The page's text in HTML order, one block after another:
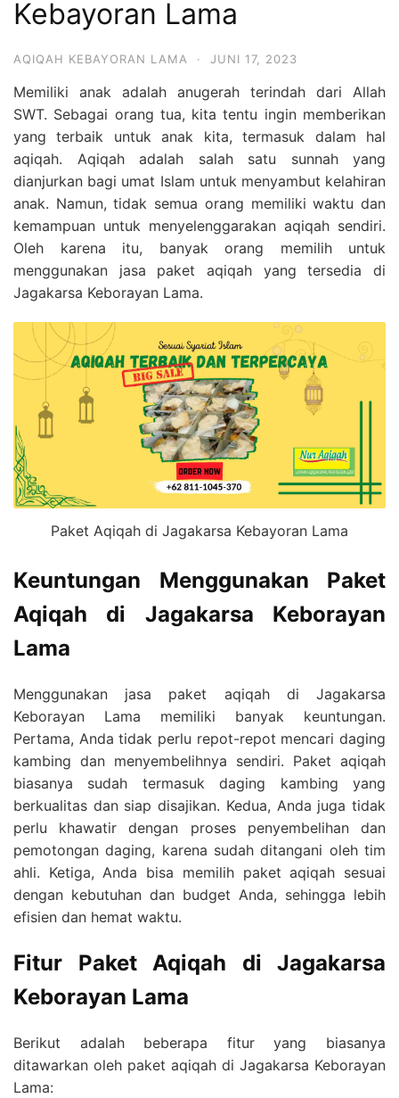
6713
Kebayoran Lama
AQIQAH KEBAYORAN LAMA · JUNI 17, 2023
Memiliki anak adalah anugerah terindah dari Allah
SWT. Sebagai orang tua, kita tentu ingin memberikan
yang terbaik untuk anak kita, termasuk dalam hal
aqiqah. Aqiqah adalah salah satu sunnah yang
dianjurkan bagi umat Islam untuk menyambut kelahiran
anak. Namun, tidak semua orang memiliki waktu dan
kemampuan untuk menyelenggarakan aqiqah sendiri.
Oleh karena itu, banyak orang memilih untuk
menggunakan jasa paket aqiqah yang tersedia di
Jagakarsa Keborayan Lama.
Paket Aqiqah di Jagakarsa Kebayoran Lama
Keuntungan Menggunakan Paket
Aqiqah di Jagakarsa Keborayan
Lama
Menggunakan jasa paket aqiqah di Jagakarsa
Keborayan Lama memiliki banyak keuntungan.
Pertama, Anda tidak perlu repot-repot mencari daging
kambing dan menyembelihnya sendiri. Paket aqiqah
biasanya sudah termasuk daging kambing yang
berkualitas dan siap disajikan. Kedua, Anda juga tidak
perlu khawatir dengan proses penyembelihan dan
pemotongan daging, karena sudah ditangani oleh tim
ahli. Ketiga, Anda bisa memilih paket aqiqah sesuai
dengan kebutuhan dan budget Anda, sehingga lebih
efisien dan hemat waktu.
Fitur Paket Aqiqah di Jagakarsa
Keborayan Lama
Berikut adalah beberapa fitur yang biasanya
ditawarkan oleh paket aqiqah di Jagakarsa Keborayan
Lama: